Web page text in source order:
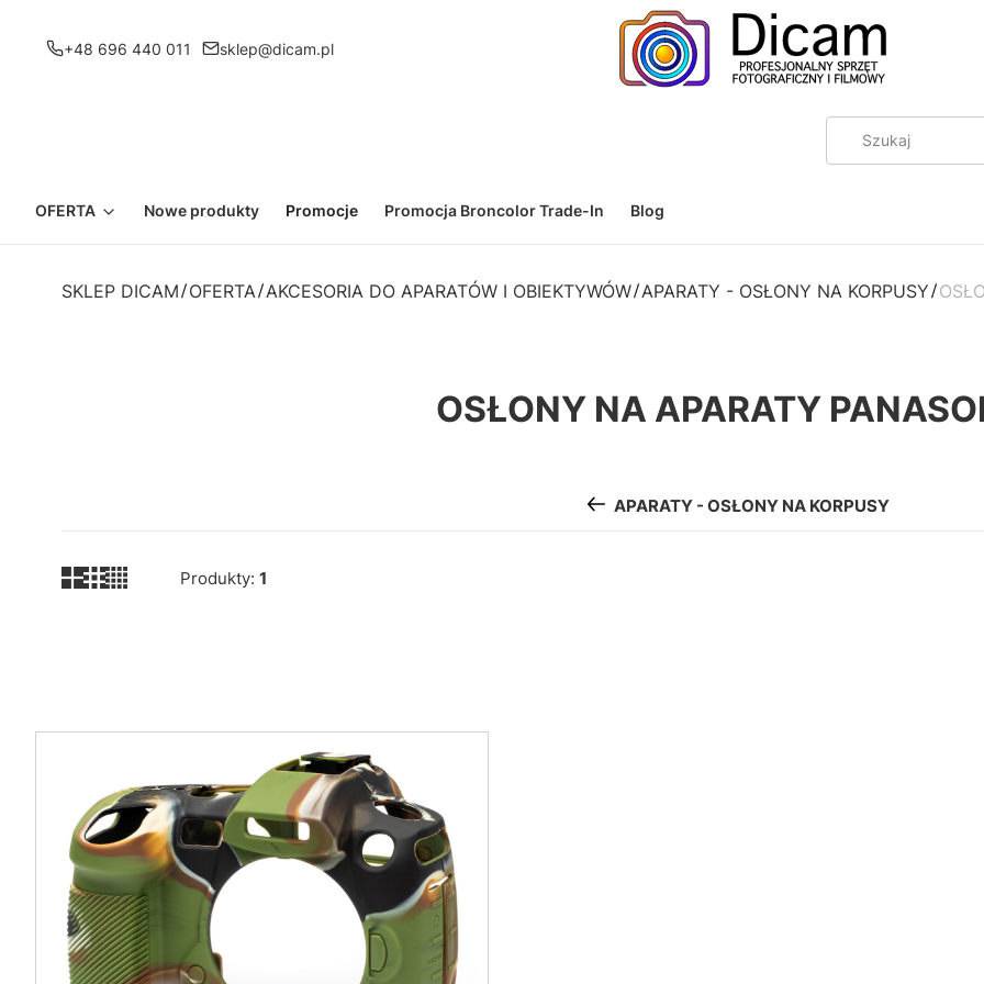
+48 696 440 011 sklep@dicam.pl
OFERTA Nowe produkty Promocje Promocja Broncolor Trade-In Blog
SKLEP DICAM OFERTA AKCESORIA DO APARATÓW I OBIEKTYWÓW APARATY - OSŁONY NA KORPUSY
OSŁONY NA APARATY
APARATY - OSŁONY NA KORPUSY
Produkty: 1